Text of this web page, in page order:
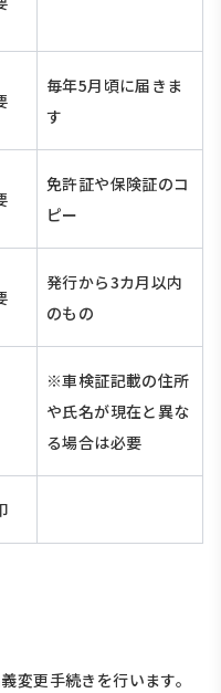
毎年5月頃に届きま
す
免許証や保険証のコ
ピー
発行から3カ月以内
のもの
※車検証記載の住所
や氏名が現在と異な
る場合は必要
変更手続きを行います。